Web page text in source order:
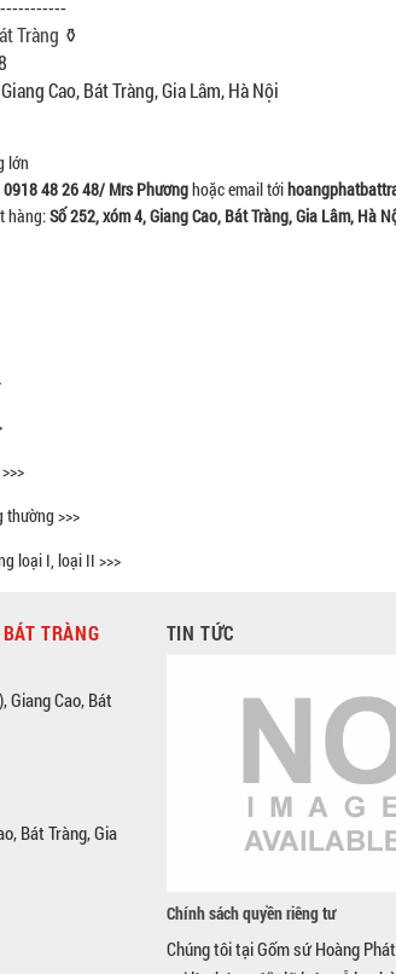
Tràng ⚱️
Cao, Bát Tràng, Gia Lâm, Hà Nội
lớn
0918 48 26 48/ Mrs Phươnghoặc email tới
hàng:Số 252, xóm 4, Giang Cao, Bát Tràng, Gia Lâm, Hà
thường >>>
loại I, loại II >>>
TRÀNG
Giang Cao, Bát
Bát Tràng, Gia
TIN TỨC
Chính sách quyền riêng tư
Chúng tôi tại Gốm sứ Hoàng